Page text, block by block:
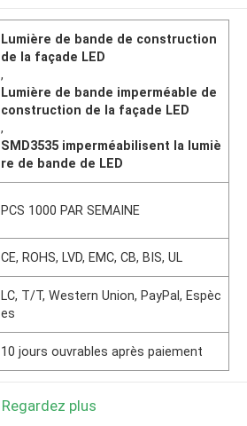
Lumière de bande de construction
de la façade LED
,
Lumière de bande imperméable de
construction de la façade LED
,
SMD3535 imperméabilisent la lumiè
re de bande de LED
PCS 1000 PAR SEMAINE
CE, ROHS, LVD, EMC, CB, BIS, UL
LC, T/T, Western Union, PayPal, Espèc
es
10 jours ouvrables après paiement
Regardez plus